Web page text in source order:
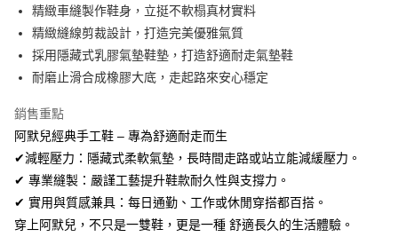
國泰世華商業銀行
兆豐國際商業銀行
臺灣中小企業銀行
台中商業銀行
匯豐（台灣）商業銀行
華泰商業銀行
聯邦商業銀行
遠東國際商業銀行
元大商業銀行
永豐商業銀行
台新國際商業銀行
台灣樂天信用卡公司
Apple Pay
街口支付
Google Pay
全盈+PAY
AFTEE先享後付
相關說明
【關於「AFTEE先享後付」】
精緻車縫製作鞋身，立挺不軟榻真材實料
精緻縫線剪裁設計，打造完美優雅氣質
採用隱藏式乳膠氣墊鞋墊，打造舒適耐走氣墊鞋
耐磨止滑合成橡膠大底，走起路來安心穩定
銷售重點
阿默兒經典手工鞋 – 專為舒適耐走而生
✔減輕壓力：隱藏式柔軟氣墊，長時間走路或站立能減緩壓力。
✔ 專業縫製：嚴謹工藝提升鞋款耐久性與支撐力。
✔ 實用與質感兼具：每日通勤、工作或休閒穿搭都百搭。
穿上阿默兒，不只是一雙鞋，更是一種 舒適長久的生活體驗。